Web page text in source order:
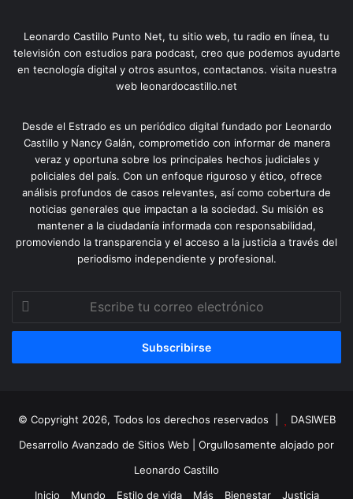
Leonardo Castillo Punto Net, tu sitio web, tu radio en línea, tu
televisión con estudios para podcast, creo que podemos ayudarte
en tecnología digital y otros asuntos, contactanos. visita nuestra
web leonardocastillo.net
Desde el Estrado es un periódico digital fundado por Leonardo
Castillo y Nancy Galán, comprometido con informar de manera
veraz y oportuna sobre los principales hechos judiciales y
policiales del país. Con un enfoque riguroso y ético, ofrece
análisis profundos de casos relevantes, así como cobertura de
noticias generales que impactan a la sociedad. Su misión es
mantener a la ciudadanía informada con responsabilidad,
promoviendo la transparencia y el acceso a la justicia a través del
periodismo independiente y profesional.
correo
© Copyright 2026, Todos los derechos reservados |
DASIWEB
Desarrollo Avanzado de Sitios Web | Orgullosamente alojado por
Leonardo Castillo
Inicio
Mundo Estilo de vida Más Bienestar Justicia